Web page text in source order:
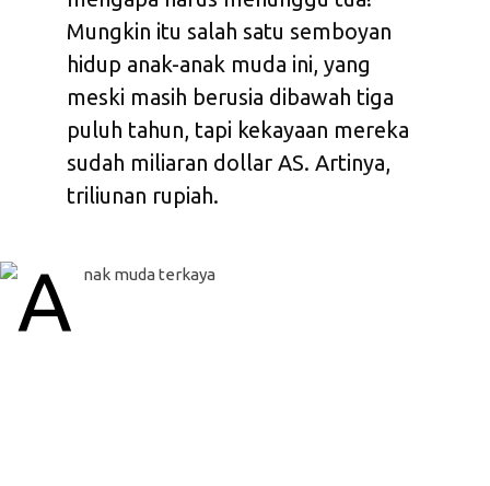
Mungkin itu salah satu semboyan
hidup anak-anak muda ini, yang
meski masih berusia dibawah tiga
puluh tahun, tapi kekayaan mereka
sudah miliaran dollar AS. Artinya,
triliunan rupiah.